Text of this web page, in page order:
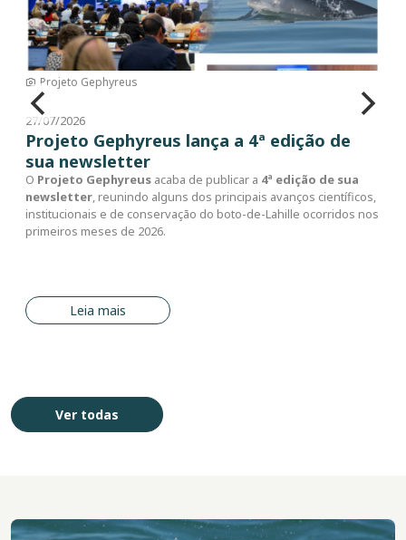
Ignacio Moreno
22/07/2026
Pesca com Botos é registrada como
Patrimônio Cultural Imaterial do Brasil
Em 11 de março deste ano, a pesca com botos no sul do Brasil foi
registrada no Livro dos Saberes como bem imaterial do Brasil,
após aprovação na 112ª Reunião do Conselho Consultivo do
Patrimônio Cultural do Iphan.
Leia mais
Ver todas
Imagem